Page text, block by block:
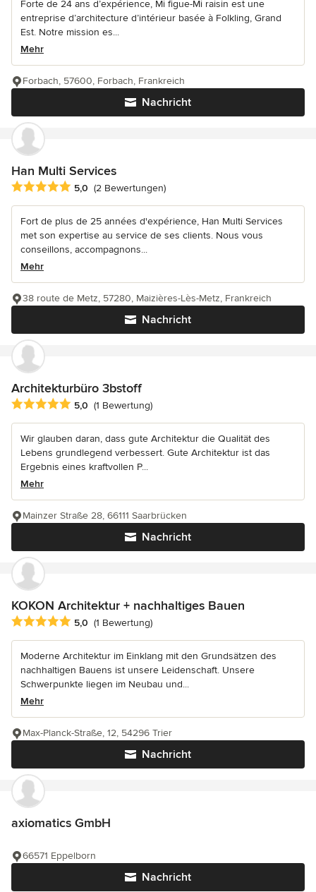
Forte de 24 ans d’expérience, Mi figue-Mi raisin est une
entreprise d’architecture d’intérieur basée à Folkling, Grand
Est. Notre mission es...
Mehr
Nachricht
Forbach, 57600, Forbach, Frankreich
Han Multi Services
Durchschnittliche Bewertung: 5 von 5 Sternen
5,0 (2 Bewertungen)
Fort de plus de 25 années d'expérience, Han Multi Services
met son expertise au service de ses clients. Nous vous
conseillons, accompagnons...
Mehr
Nachricht
38 route de Metz, 57280, Maizières-Lès-Metz, Frankreich
Architekturbüro 3bstoff
Durchschnittliche Bewertung: 5 von 5 Sternen
5,0 (1 Bewertung)
Wir glauben daran, dass gute Architektur die Qualität des
Lebens grundlegend verbessert. Gute Architektur ist das
Ergebnis eines kraftvollen P...
Mehr
Nachricht
Mainzer Straße 28, 66111 Saarbrücken
KOKON Architektur + nachhaltiges Bauen
Durchschnittliche Bewertung: 5 von 5 Sternen
5,0 (1 Bewertung)
Moderne Architektur im Einklang mit den Grundsätzen des
nachhaltigen Bauens ist unsere Leidenschaft. Unsere
Schwerpunkte liegen im Neubau und...
Mehr
Nachricht
Max-Planck-Straße, 12, 54296 Trier
axiomatics GmbH
Nachricht
66571 Eppelborn